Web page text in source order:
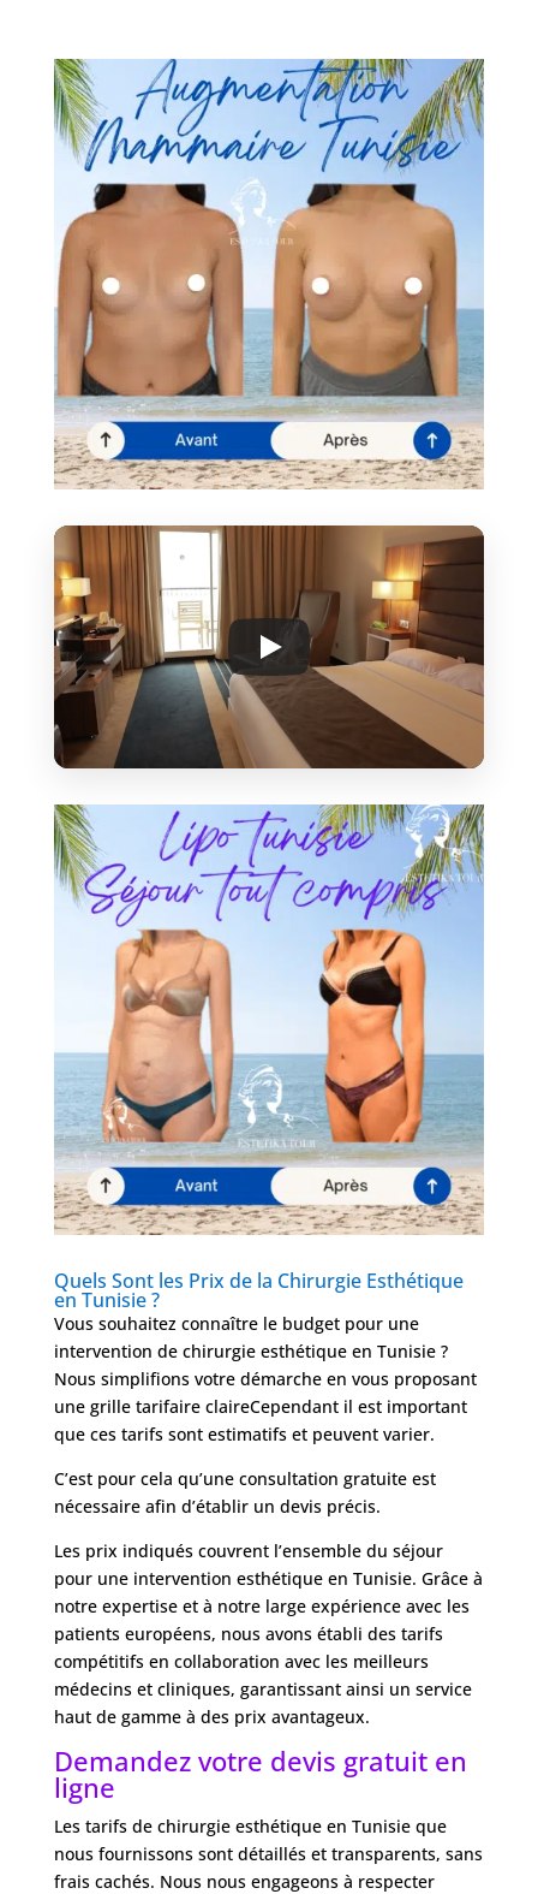
Quels Sont les Prix de la Chirurgie Esthétique
en Tunisie ?
Vous souhaitez connaître le budget pour une
intervention de chirurgie esthétique en Tunisie ?
Nous simplifions votre démarche en vous proposant
une grille tarifaire claireCependant il est important
que ces tarifs sont estimatifs et peuvent varier.
C’est pour cela qu’une consultation gratuite est
nécessaire afin d’établir un devis précis.
Les prix indiqués couvrent l’ensemble du séjour
pour une intervention esthétique en Tunisie. Grâce à
notre expertise et à notre large expérience avec les
patients européens, nous avons établi des tarifs
compétitifs en collaboration avec les meilleurs
médecins et cliniques, garantissant ainsi un service
haut de gamme à des prix avantageux.
Demandez votre devis gratuit en
ligne
Les tarifs de chirurgie esthétique en Tunisie que
nous fournissons sont détaillés et transparents, sans
frais cachés. Nous nous engageons à respecter